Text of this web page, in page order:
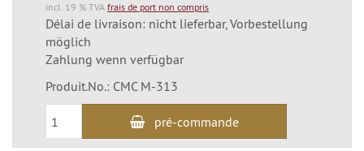
incl. 19 % TVA frais de port non compris
Délai de livraison: nicht lieferbar, Vorbestellung
möglich
Zahlung wenn verfügbar
Produit.No.: CMC M-313
pré-commande